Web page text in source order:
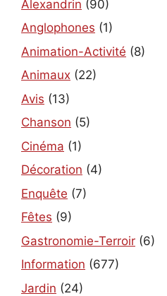
Alexandrin (90)
Anglophones (1)
Animation-Activité (8)
Animaux (22)
Avis (13)
Chanson (5)
Cinéma (1)
Décoration (4)
Enquête (7)
Fêtes (9)
Gastronomie-Terroir (6)
Information (677)
Jardin (24)